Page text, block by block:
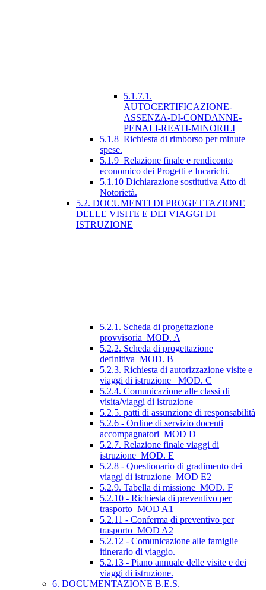
5.1.7.1.
AUTOCERTIFICAZIONE-
ASSENZA-DI-CONDANNE-
PENALI-REATI-MINORILI
5.1.8_Richiesta di rimborso per minute
spese.
5.1.9_Relazione finale e rendiconto
economico dei Progetti e Incarichi.
5.1.10 Dichiarazione sostitutiva Atto di
Notorietà.
5.2. DOCUMENTI DI PROGETTAZIONE
DELLE VISITE E DEI VIAGGI DI
ISTRUZIONE
5.2.1. Scheda di progettazione
provvisoria_MOD. A
5.2.2. Scheda di progettazione
definitiva_MOD. B
5.2.3. Richiesta di autorizzazione visite e
viaggi di istruzione_ MOD. C
5.2.4. Comunicazione alle classi di
visita/viaggi di istruzione
5.2.5. patti di assunzione di responsabilità
5.2.6 - Ordine di servizio docenti
accompagnatori_MOD D
5.2.7. Relazione finale viaggi di
istruzione_MOD. E
5.2.8 - Questionario di gradimento dei
viaggi di istruzione_MOD E2
5.2.9. Tabella di missione_MOD. F
5.2.10 - Richiesta di preventivo per
trasporto_MOD A1
5.2.11 - Conferma di preventivo per
trasporto_MOD A2
5.2.12 - Comunicazione alle famiglie
itinerario di viaggio.
5.2.13 - Piano annuale delle visite e dei
viaggi di istruzione.
6. DOCUMENTAZIONE B.E.S.